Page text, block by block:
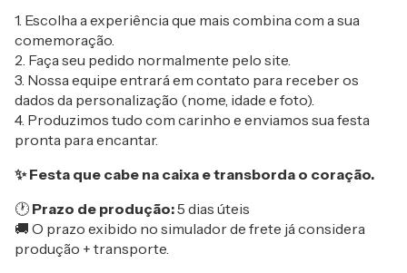
1. Escolha a experiência que mais combina com a sua
comemoração.
2. Faça seu pedido normalmente pelo site.
3. Nossa equipe entrará em contato para receber os
dados da personalização (nome, idade e foto).
4. Produzimos tudo com carinho e enviamos sua festa
pronta para encantar.
✨ Festa que cabe na caixa e transborda o coração.
🕐 Prazo de produção:5 dias úteis
🚚 O prazo exibido no simulador de frete já considera
produção + transporte.